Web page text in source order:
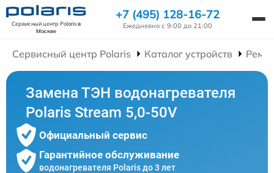
Сервисный центр Polarisв
Москве
+7 (495) 128-16-72
Ежедневно с 9:00 до 21:00
Сервисный центр Polaris Каталог устройств
Замена ТЭН водонагревателя
Polaris Stream 5,0-50V
Официальный сервис
Гарантийное обслуживание
водонагревателя Polaris до 3 лет